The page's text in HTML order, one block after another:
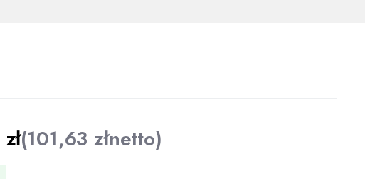
zł(101,63 złnetto)